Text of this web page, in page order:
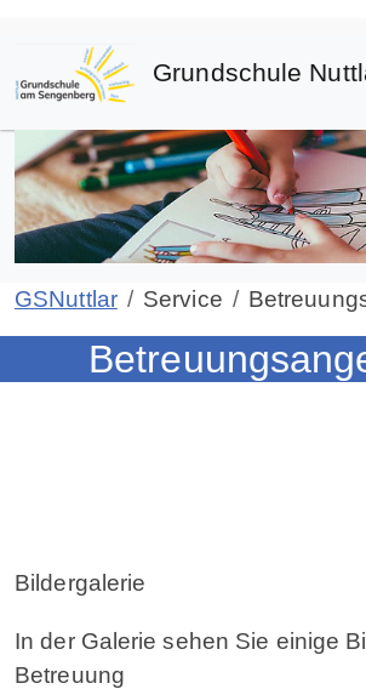
Grundschule
GSNuttlar Service
Bildergalerie
In der Galerie sehen Sie einige
Betreuung